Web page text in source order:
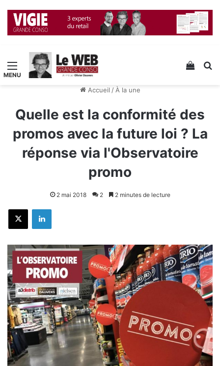
Menu Voir
Accueil / À la une
Quelle est la conformité des
promos avec la future loi ? La
réponse via l'Observatoire
promo
2 mai 2018 2 2 minutes de lecture
X Linkedin